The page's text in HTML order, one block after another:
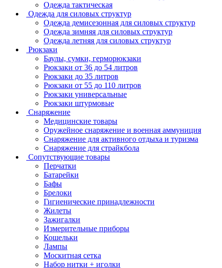
Одежда тактическая
Одежда для силовых структур
Одежда демисезонная для силовых структур
Одежда зимняя для силовых структур
Одежда летняя для силовых структур
Рюкзаки
Баулы, сумки, герморюкзаки
Рюкзаки от 36 до 54 литров
Рюкзаки до 35 литров
Рюкзаки от 55 до 110 литров
Рюкзаки универсальные
Рюкзаки штурмовые
Снаряжение
Медицинские товары
Оружейное снаряжение и военная аммуниция
Снаряжение для активного отдыха и туризма
Снаряжение для страйкбола
Сопутствующие товары
Перчатки
Батарейки
Бафы
Брелоки
Гигиенические принадлежности
Жилеты
Зажигалки
Измерительные приборы
Кошельки
Лампы
Москитная сетка
Набор нитки + иголки